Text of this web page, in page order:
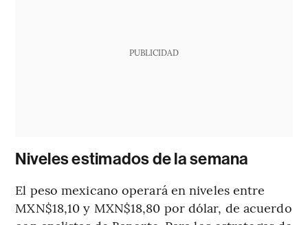
PUBLICIDAD
Niveles estimados de la semana
El peso mexicano operará en niveles entre
MXN$18,10 y MXN$18,80 por dólar, de acuerdo